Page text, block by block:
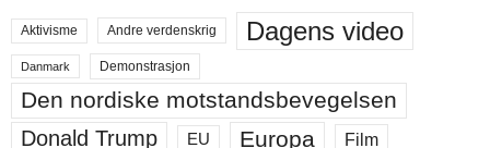
Aktivisme Andre verdenskrig Dagens video
Danmark Demonstrasjon
Den nordiske motstandsbevegelsen
Donald Trump EU Europa Film